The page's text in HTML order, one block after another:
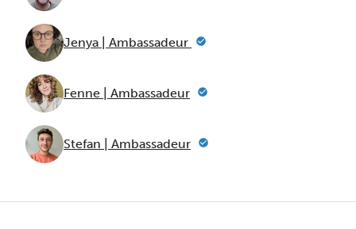
Jenya | Ambassadeur
Fenne | Ambassadeur
Stefan | Ambassadeur